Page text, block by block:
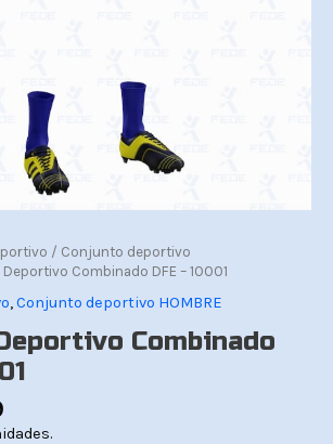
/ Conjunto deportivo
Combinado DFE – 10001
,Conjunto deportivo HOMBRE
Combinado